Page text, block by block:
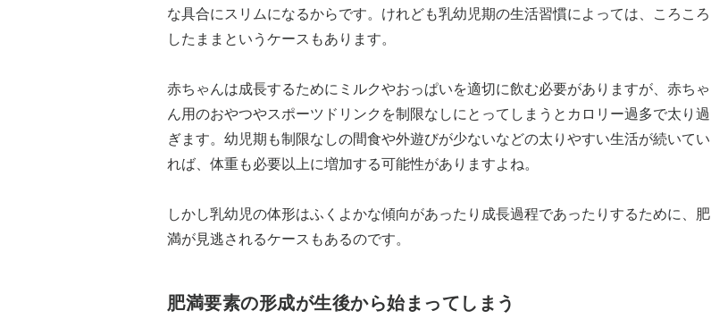
な具合にスリムになるからです。けれども乳幼児期の生活習慣によっては、ころころ
したままというケースもあります。
赤ちゃんは成長するためにミルクやおっぱいを適切に飲む必要がありますが、赤ちゃ
ん用のおやつやスポーツドリンクを制限なしにとってしまうとカロリー過多で太り過
ぎます。幼児期も制限なしの間食や外遊びが少ないなどの太りやすい生活が続いてい
れば、体重も必要以上に増加する可能性がありますよね。
しかし乳幼児の体形はふくよかな傾向があったり成長過程であったりするために、肥
満が見逃されるケースもあるのです。
肥満要素の形成が生後から始まってしまう